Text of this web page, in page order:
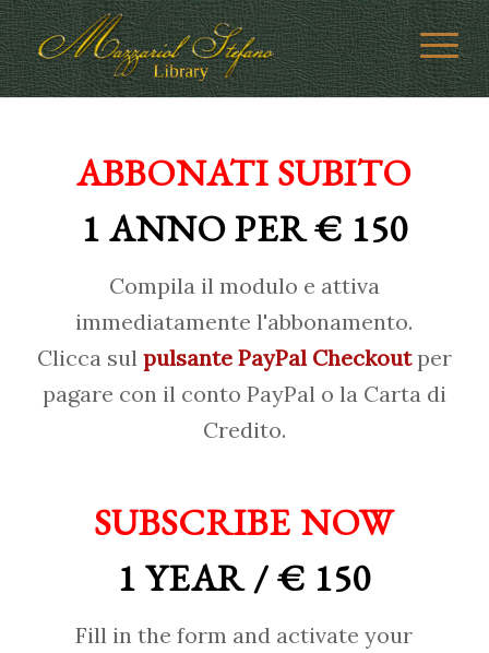
ABBONATI SUBITO
1 ANNO PER € 150
Compila il modulo e attiva
immediatamente l'abbonamento.
Clicca sul pulsante PayPal Checkoutper
pagare con il conto PayPal o la Carta di
Credito.
SUBSCRIBE NOW
1 YEAR / € 150
Fill in the form and activate your